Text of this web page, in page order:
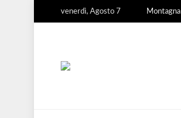
venerdì, Agosto 7 Montagna